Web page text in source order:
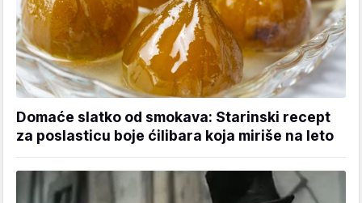
Domaće slatko od smokava: Starinski recept
za poslasticu boje ćilibara koja miriše na leto